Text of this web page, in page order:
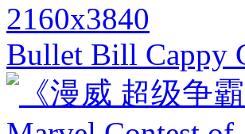
2160x3840
Bullet Bill Cappy